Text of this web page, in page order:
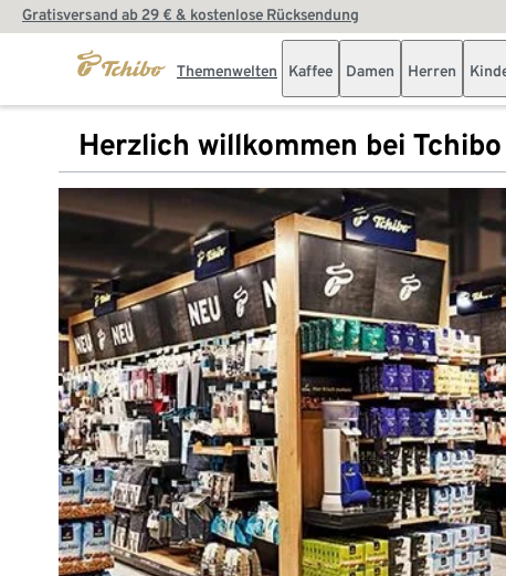
Gratisversand ab 29 € & kostenlose Rücksendung
Themenwelten Kaffee Damen Herren
Herzlich willkommen bei